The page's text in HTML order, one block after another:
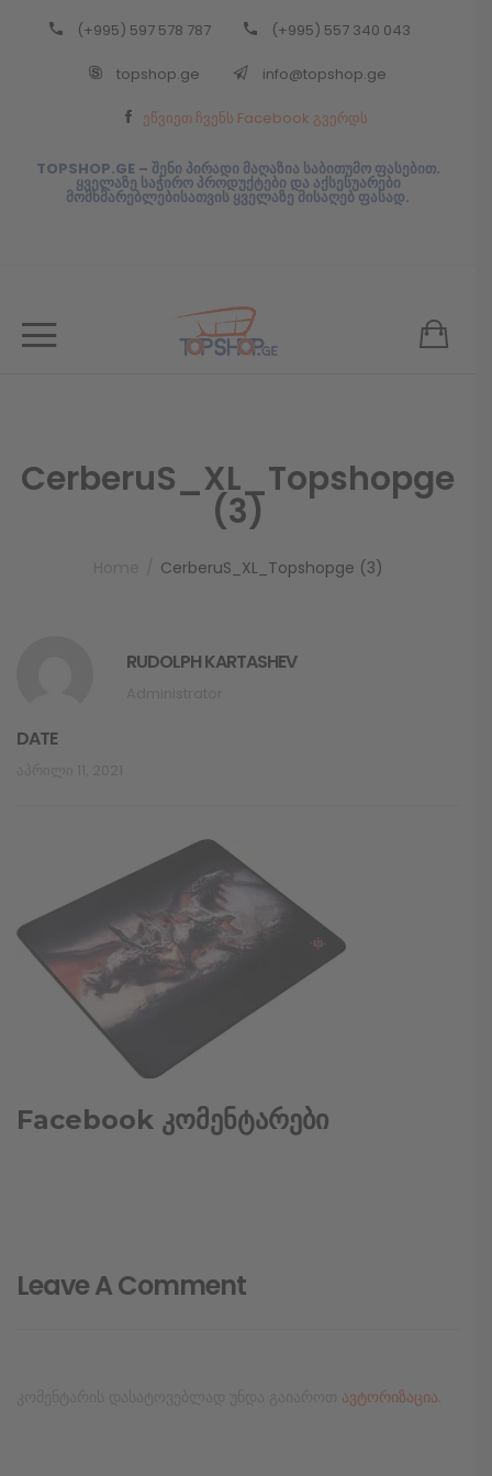
(+995) 597 578 787 (+995) 557 340 043
topshop.ge info@topshop.ge
ეწვიეთ ჩვენს Facebook გვერდს
TOPSHOP.GE – შენი პირადი მაღაზია საბითუმო ფასებით.
ყველაზე საჭირო პროდუქტები და აქსესუარები
მომხმარებლებისათვის ყველაზე მისაღებ ფასად.
CerberuS_XL_Topshopge
(3)
CerberuS_XL_Topshopge (3)
RUDOLPH KARTASHEV
DATE
Facebook კომენტარები
Leave A Comment
ავტორიზაცია
Back